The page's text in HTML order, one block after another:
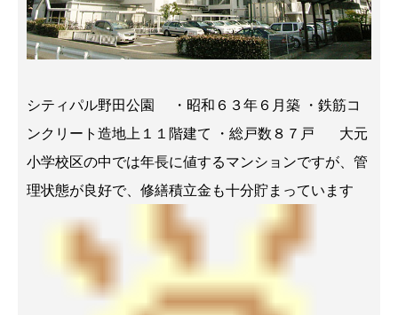
シティパル野田公園 ・昭和６３年６月築 ・鉄筋コ
ンクリート造地上１１階建て ・総戸数８７戸 大元
小学校区の中では年長に値するマンションですが、管
理状態が良好で、修繕積立金も十分貯まっています